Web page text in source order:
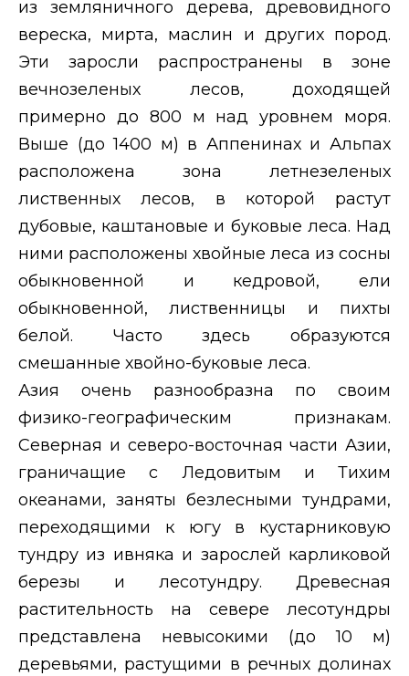
из земляничного дерева, древовидного
вереска, мирта, маслин и других пород.
Эти заросли распространены в зоне
вечнозеленых лесов, доходящей
примерно до 800 м над уровнем моря.
Выше (до 1400 м) в Аппенинах и Альпах
расположена зона летнезеленых
лиственных лесов, в которой растут
дубовые, каштановые и буковые леса. Над
ними расположены хвойные леса из сосны
обыкновенной и кедровой, ели
обыкновенной, лиственницы и пихты
белой. Часто здесь образуются
смешанные хвойно-буковые леса.
Азия очень разнообразна по своим
физико-географическим признакам.
Северная и северо-восточная части Азии,
граничащие с Ледовитым и Тихим
океанами, заняты безлесными тундрами,
переходящими к югу в кустарниковую
тундру из ивняка и зарослей карликовой
березы и лесотундру. Древесная
растительность на севере лесотундры
представлена невысокими (до 10 м)
деревьями, растущими в речных долинах